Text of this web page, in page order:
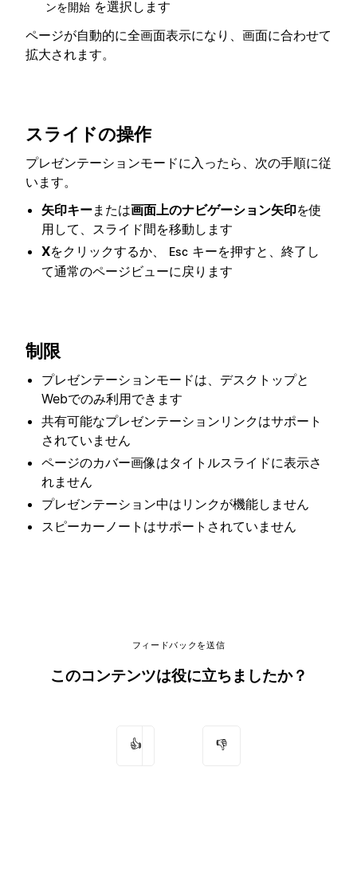
ンを開始 を選択します
ページが自動的に全画面表示になり、画面に合わせて
拡大されます。
スライドの操作
プレゼンテーションモードに入ったら、次の手順に従
います。
矢印キーまたは画面上のナビゲーション矢印を使
用して、スライド間を移動します
Xをクリックするか、 Esc キーを押すと、終了し
て通常のページビューに戻ります
制限
プレゼンテーションモードは、デスクトップと
Webでのみ利用できます
共有可能なプレゼンテーションリンクはサポート
されていません
ページのカバー画像はタイトルスライドに表示さ
れません
プレゼンテーション中はリンクが機能しません
スピーカーノートはサポートされていません
フィードバックを送信
このコンテンツは役に立ちましたか？
👍 👎